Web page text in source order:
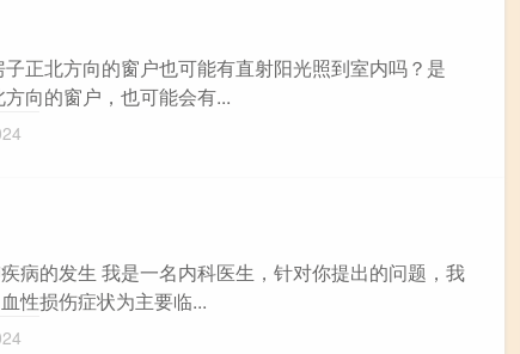
正北方向的窗户也可能有直射阳光照到室内吗？是
向的窗户，也可能会有...
病的发生 我是一名内科医生，针对你提出的问题，我
性损伤症状为主要临...